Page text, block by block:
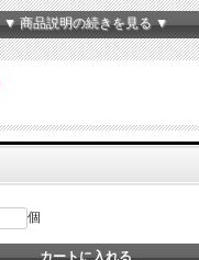
▼ 商品説明の続きを見る ▼
個